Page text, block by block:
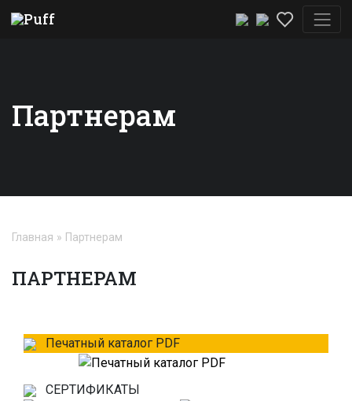
Партнерам
Главная Партнерам
ПАРТНЕРАМ
Печатный каталог PDF
СЕРТИФИКАТЫ